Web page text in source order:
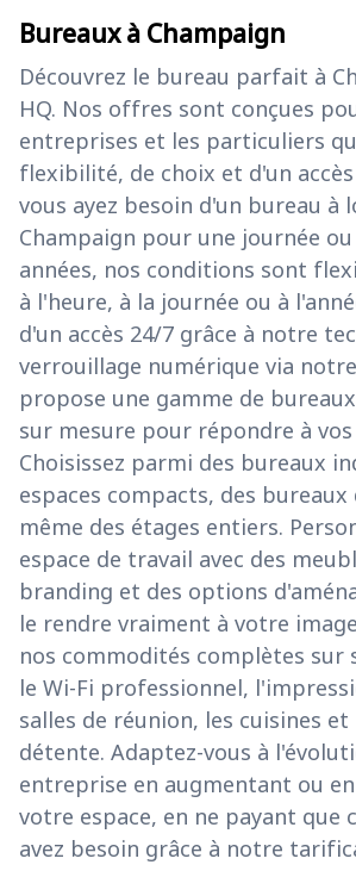
Bureaux à Champaign
Découvrez le bureau parfait à
HQ. Nos offres sont conçues
entreprises et les particuliers
flexibilité, de choix et d'un
vous ayez besoin d'un bureau à
Champaign pour une journée
années, nos conditions sont
à l'heure, à la journée ou à
d'un accès 24/7 grâce à notre
verrouillage numérique via
propose une gamme de
sur mesure pour répondre à
Choisissez parmi des bureaux
espaces compacts, des bureaux
même des étages entiers.
espace de travail avec des
branding et des options
le rendre vraiment à votre
nos commodités complètes sur
le Wi-Fi professionnel,
salles de réunion, les cuisines et
détente. Adaptez-vous à
entreprise en augmentant ou
votre espace, en ne payant que
avez besoin grâce à notre